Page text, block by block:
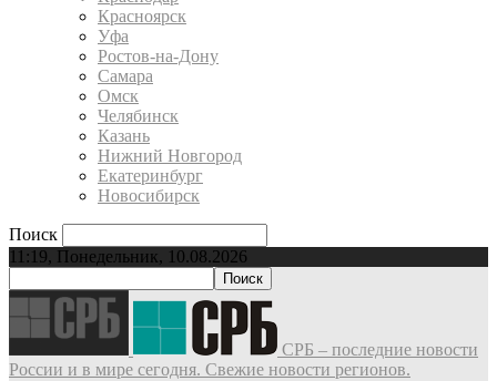
Красноярск
Уфа
Ростов-на-Дону
Самара
Омск
Челябинск
Казань
Нижний Новгород
Екатеринбург
Новосибирск
Поиск
11:19, Понедельник, 10.08.2026
СРБ – последние новости
России и в мире сегодня. Свежие новости регионов.